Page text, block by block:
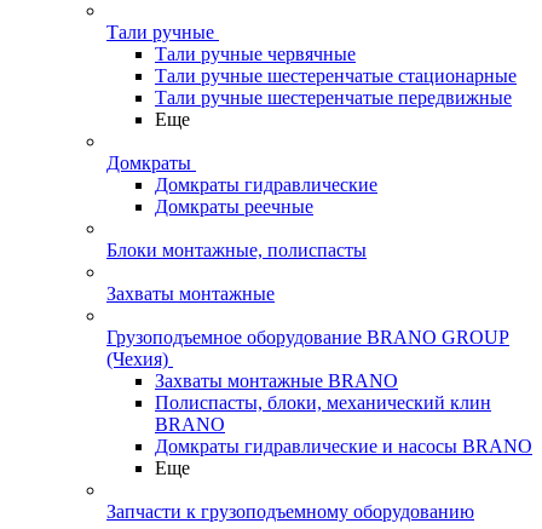
Тали ручные
Тали ручные червячные
Тали ручные шестеренчатые стационарные
Тали ручные шестеренчатые передвижные
Еще
Домкраты
Домкраты гидравлические
Домкраты реечные
Блоки монтажные, полиспасты
Захваты монтажные
Грузоподъемное оборудование BRANO GROUP
(Чехия)
Захваты монтажные BRANO
Полиспасты, блоки, механический клин
BRANO
Домкраты гидравлические и насосы BRANO
Еще
Запчасти к грузоподъемному оборудованию